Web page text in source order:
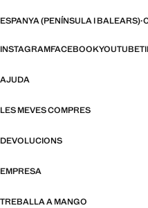
ESPANYA (PENÍNSULA I BALEARS)·
INSTAGRAMFACEBOOKYOUTUBE
AJUDA
LES MEVES COMPRES
DEVOLUCIONS
EMPRESA
TREBALLA A MANGO